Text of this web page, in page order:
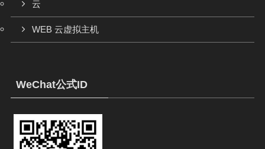
云
WEB 云虚拟主机
WeChat公式ID